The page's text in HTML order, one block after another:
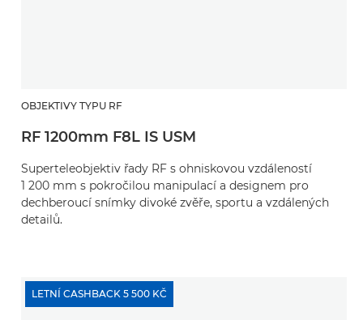
OBJEKTIVY TYPU RF
RF 1200mm F8L IS USM
Superteleobjektiv řady RF s ohniskovou vzdáleností
1 200 mm s pokročilou manipulací a designem pro
dechberoucí snímky divoké zvěře, sportu a vzdálených
detailů.
LETNÍ CASHBACK 5 500 KČ